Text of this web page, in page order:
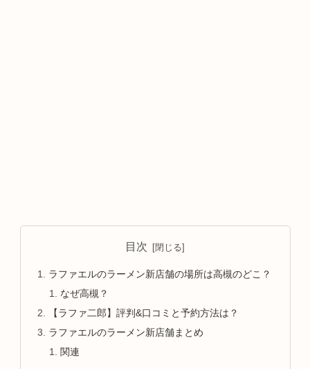
目次
ラファエルのラーメン新店舗の場所は高槻のどこ？
なぜ高槻？
【ラファ二郎】評判&口コミと予約方法は？
ラファエルのラーメン新店舗まとめ
関連